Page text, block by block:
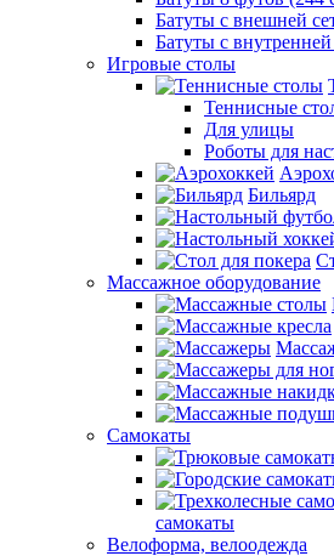
Батуты с внешней
Батуты с внутренней
Игровые столы
Теннисные
Для улицы
Роботы для
Бильярд
Массажное оборудование
Самокаты
самокаты
Велоформа, велоодежда